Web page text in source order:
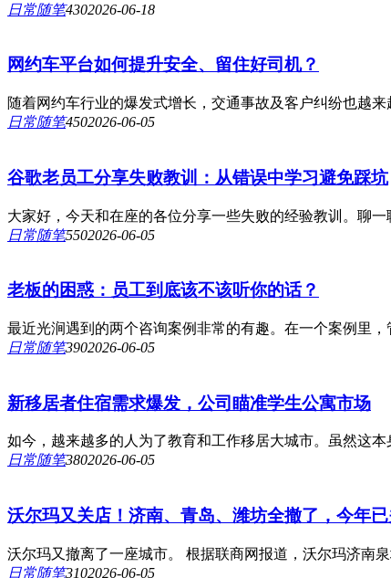
日常随笔4302026-06-18
网约车平台如何提升安全、留住好司机？
随着网约车行业的爆发式增长，交通事故及客户纠纷也越
日常随笔4502026-06-05
谷歌老员工分享失败教训：从错误中学习避免踩坑
大家好，今天和在座的各位分享一些失败的经验教训。聊
日常随笔5502026-06-05
老板的困惑：员工到底该不该听你的话？
最近光涧遇到的两个咨询案例非常的有趣。在一个案例里
日常随笔3902026-06-05
新移居者住宿需求爆发，公司瞄准学生公寓市场
如今，越来越多的人为了教育和工作移居大城市。虽然这
日常随笔3802026-06-05
沃尔玛又关店！济南、青岛、潍坊全撤了，今年
沃尔玛又撤离了一座城市。 根据联商网报道，沃尔玛济南
日常随笔3102026-06-05